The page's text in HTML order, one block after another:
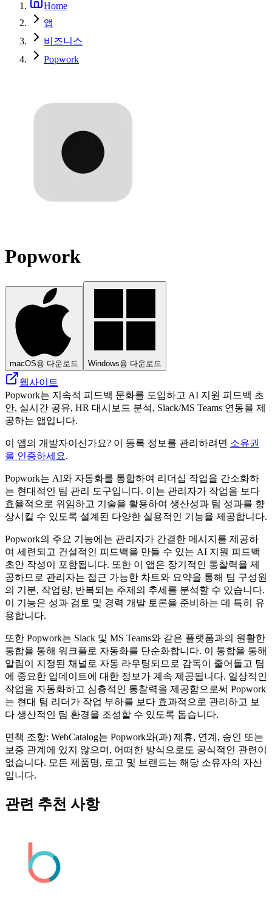
Home
앱
비즈니스
Popwork
Popwork
macOS용 다운로드 Windows용 다운로드
웹사이트
Popwork는 지속적 피드백 문화를 도입하고 AI 지원 피드백 초
안, 실시간 공유, HR 대시보드 분석, Slack/MS Teams 연동을 제
공하는 앱입니다.
이 앱의 개발자이신가요? 이 등록 정보를 관리하려면 소유권
을 인증하세요.
Popwork는 AI와 자동화를 통합하여 리더십 작업을 간소화하
는 현대적인 팀 관리 도구입니다. 이는 관리자가 작업을 보다
효율적으로 위임하고 기술을 활용하여 생산성과 팀 성과를 향
상시킬 수 있도록 설계된 다양한 실용적인 기능을 제공합니다.
Popwork의 주요 기능에는 관리자가 간결한 메시지를 제공하
여 세련되고 건설적인 피드백을 만들 수 있는 AI 지원 피드백
초안 작성이 포함됩니다. 또한 이 앱은 장기적인 통찰력을 제
공하므로 관리자는 접근 가능한 차트와 요약을 통해 팀 구성원
의 기분, 작업량, 반복되는 주제의 추세를 분석할 수 있습니다.
이 기능은 성과 검토 및 경력 개발 토론을 준비하는 데 특히 유
용합니다.
또한 Popwork는 Slack 및 MS Teams와 같은 플랫폼과의 원활한
통합을 통해 워크플로 자동화를 단순화합니다. 이 통합을 통해
알림이 지정된 채널로 자동 라우팅되므로 감독이 줄어들고 팀
에 중요한 업데이트에 대한 정보가 계속 제공됩니다. 일상적인
작업을 자동화하고 심층적인 통찰력을 제공함으로써 Popwork
는 현대 팀 리더가 작업 부하를 보다 효과적으로 관리하고 보
다 생산적인 팀 환경을 조성할 수 있도록 돕습니다.
면책 조항: WebCatalog는 Popwork와(과) 제휴, 연계, 승인 또는
보증 관계에 있지 않으며, 어떠한 방식으로도 공식적인 관련이
없습니다. 모든 제품명, 로고 및 브랜드는 해당 소유자의 자산
입니다.
관련 추천 사항